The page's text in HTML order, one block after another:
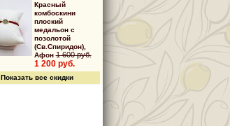
Красный
комбоскини
плоский
медальон с
позолотой
(Св.Спиридон),
Афон 1 600 руб.
1 200 руб.
Показать все скидки